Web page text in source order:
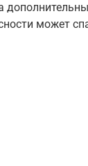
может